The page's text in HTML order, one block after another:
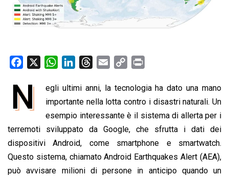
e
o
o
k
W
a
t
s
A
p
p
n
k
e
d
I
n
r
e
a
d
s
a
i
l
p
y
L
i
n
k
i
n
t
N
egli ultimi anni, la tecnologia ha dato una mano
importante nella lotta contro i disastri naturali. Un
esempio interessante è il sistema di allerta per i
terremoti sviluppato da Google, che sfrutta i dati dei
dispositivi Android, come smartphone e smartwatch.
Questo sistema, chiamato Android Earthquakes Alert (AEA),
può avvisare milioni di persone in anticipo quando un